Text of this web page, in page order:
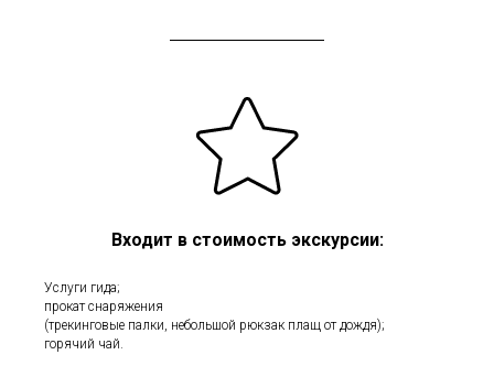
Входит в стоимость экскурсии:
Услуги гида;
прокат снаряжения
(трекинговые палки, небольшой рюкзак плащ от дождя);
горячий чай.